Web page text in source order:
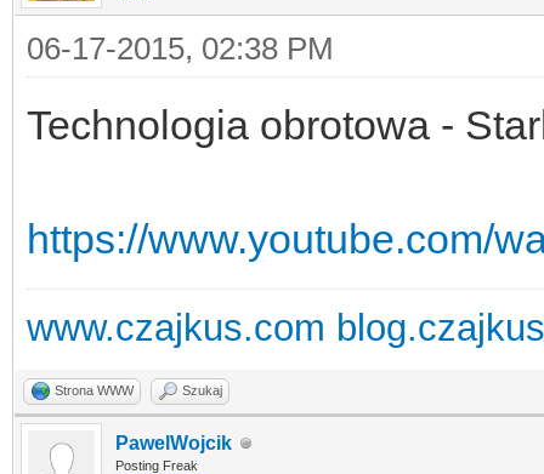
06-17-2015, 02:38 PM
Technologia obrotowa -
https://www.youtube.com/
www.czajkus.com
Strona WWW Szukaj
PawelWojcik
Posting Freak